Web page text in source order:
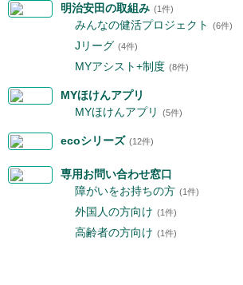
明治安田の取組み (1件)
みんなの健活プロジェクト (6件)
Jリーグ (4件)
MYアシスト+制度 (8件)
MYほけんアプリ
MYほけんアプリ
(5件)
ecoシリーズ (12件)
専用お問い合わせ窓口
障がいをお持ちの方 (1件)
外国人の方向け (1件)
高齢者の方向け (1件)